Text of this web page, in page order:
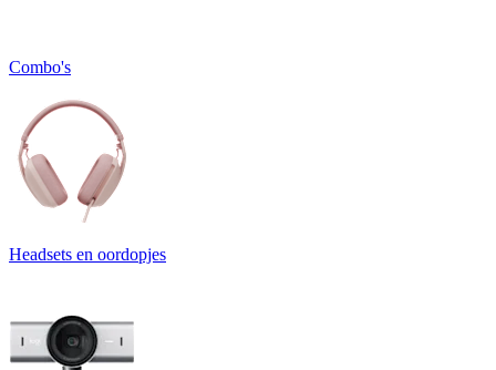
Combo's
Headsets en oordopjes